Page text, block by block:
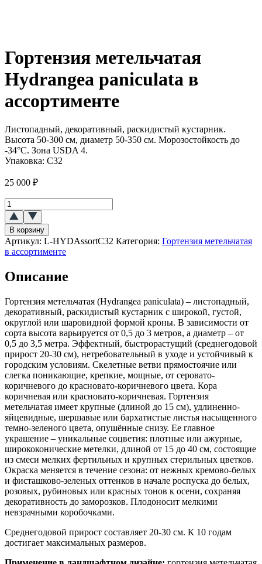
Гортензия метельчатая
Hydrangea paniculata в
ассортименте
Листопадный, декоративный, раскидистый кустарник.
Высота 50-300 см, диаметр 50-350 см. Морозостойкость до
-34°C. Зона USDA 4.
Упаковка: С32
25 000 ₽
Количество
товара
Гортензия
метельчатая
(Hydrangea
paniculata)
ассортименте
В корзину
Артикул: L-HYDAssortC32 Категория: Гортензия метельчатая
в ассортименте
Описание
Гортензия метельчатая (Hydrangea paniculata) – листопадный,
декоративный, раскидистый кустарник с широкой, густой,
округлой или шаровидной формой кроны. В зависимости от
сорта высота варьируется от 0,5 до 3 метров, а диаметр – от
0,5 до 3,5 метра. Эффектный, быстрорастущий (среднегодовой
прирост 20-30 см), нетребовательный в уходе и устойчивый к
городским условиям. Скелетные ветви прямостоячие или
слегка поникающие, крепкие, мощные, от серовато-
коричневого до красновато-коричневого цвета. Кора
коричневая или красновато-коричневая. Гортензия
метельчатая имеет крупные (длиной до 15 см), удлиненно-
яйцевидные, шершавые или бархатистые листья насыщенного
темно-зеленого цвета, опушённые снизу. Ее главное
украшение – уникальные соцветия: плотные или ажурные,
ширококонические метелки, длиной от 15 до 40 см, состоящие
из смеси мелких фертильных и крупных стерильных цветков.
Окраска меняется в течение сезона: от нежных кремово-белых
и фисташково-зеленых оттенков в начале роспуска до белых,
розовых, рубиновых или красных тонов к осени, сохраняя
декоративность до заморозков. Плодоносит мелкими
невзрачными коробочками.
Среднегодовой прирост составляет 20-30 см. К 10 годам
достигает максимальных размеров.